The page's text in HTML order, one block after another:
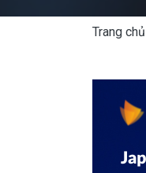
Trang chủ